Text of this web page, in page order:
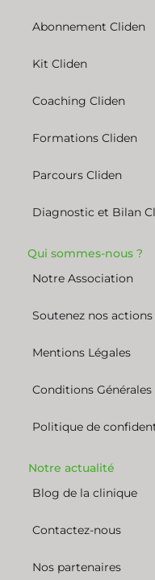
Abonnement Cliden
Kit Cliden
Coaching Cliden
Formations Cliden
Parcours Cliden
Diagnostic et Bilan
Qui sommes-nous ?
Notre Association
Soutenez nos actions
Mentions Légales
Conditions
Politique de
Notre actualité
Blog de la clinique
Contactez-nous
Nos partenaires